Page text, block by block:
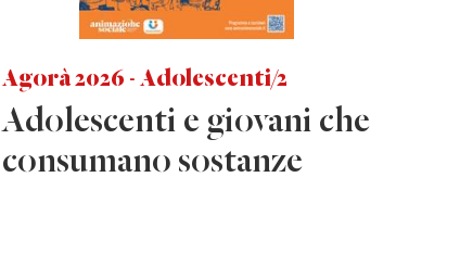
Agorà 2026 - Adolescenti/2
Adolescenti e giovani che
consumano sostanze